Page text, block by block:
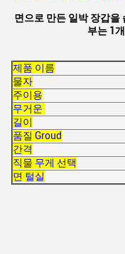
면으로 만든 일박 장갑을
부는 1
제품 이름
물자
주이용
무거운
길이
품질 Groud
간격
직물 무게 선택
면 털실